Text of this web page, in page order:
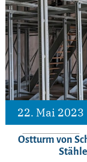
22. Mai 2023
Ostturm von